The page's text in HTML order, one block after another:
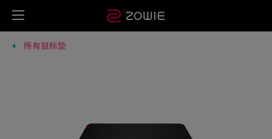
所有鼠标垫